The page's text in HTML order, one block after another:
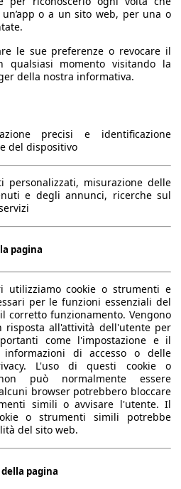
180 km/h
6
250 nm
1499 ccm
Diesel
4300 mm
1530 mm
1730 kg
5
-
-
1200 kg
434 l
g/km (komb.)
l/100km
l/100km
3.7 l/100km
o a un sito web, per una o
le sue preferenze o revocare il
qualsiasi momento visitando la
della nostra informativa.
precisi e identificazione
del dispositivo
personalizzati, misurazione delle
e degli annunci, ricerche sul
pagina
utilizziamo cookie o strumenti e
per le funzioni essenziali del
corretto funzionamento. Vengono
all'attività dell'utente per
come l'impostazione e il
informazioni di accesso o delle
L'uso di questi cookie o
può normalmente essere
browser potrebbero bloccare
simili o avvisare l'utente. Il
o strumenti simili potrebbe
del sito web.
pagina